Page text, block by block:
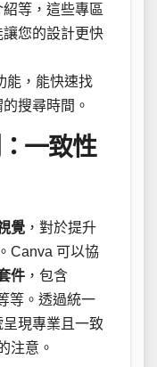
等，這些專區
您的設計更快
能，能快速找
搜尋時間。
一致性
覺 ，對於提升
Canva 可以協
件 ，包含
等。透過統一
現專業且一致
注意。